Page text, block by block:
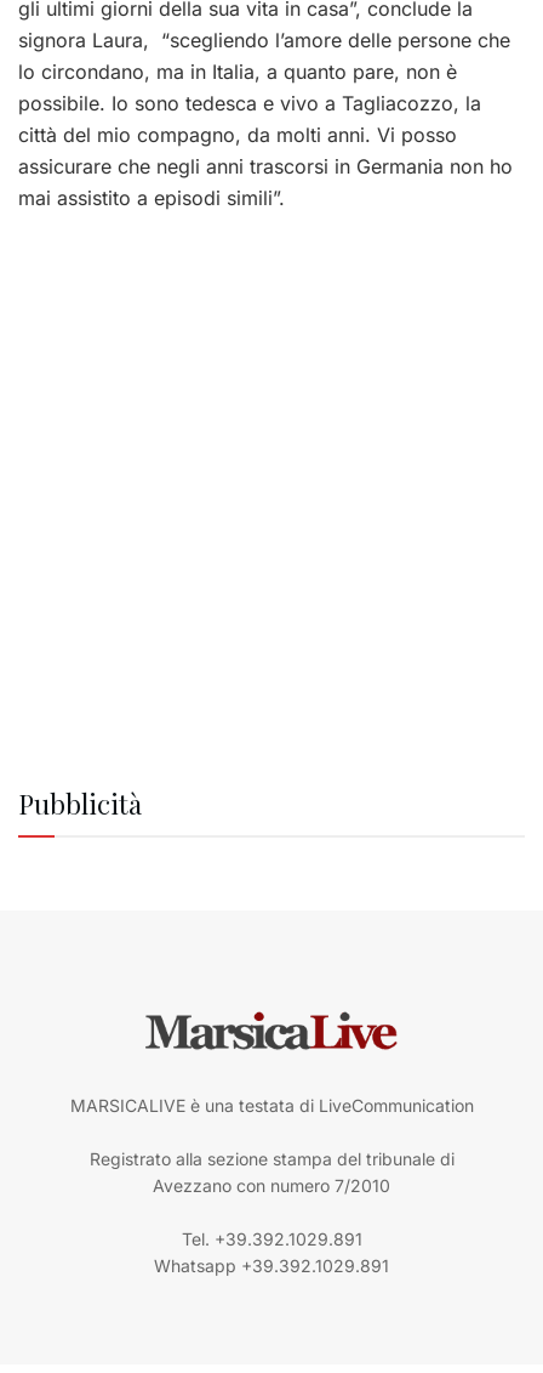
gli ultimi giorni della sua vita in casa”, conclude la
signora Laura, “scegliendo l’amore delle persone che
lo circondano, ma in Italia, a quanto pare, non è
possibile. Io sono tedesca e vivo a Tagliacozzo, la
città del mio compagno, da molti anni. Vi posso
assicurare che negli anni trascorsi in Germania non ho
mai assistito a episodi simili”.
Pubblicità
MARSICALIVE è una testata di LiveCommunication
Registrato alla sezione stampa del tribunale di
Avezzano con numero 7/2010
Tel. +39.392.1029.891
Whatsapp +39.392.1029.891